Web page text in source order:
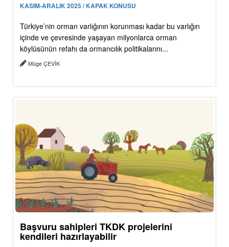
KASIM-ARALIK 2025 / KAPAK KONUSU
Türkiye’nin orman varlığının korunması kadar bu varlığın
içinde ve çevresinde yaşayan milyonlarca orman
köylüsünün refahı da ormancılık politikalarını...
Müge ÇEVİK
Başvuru sahipleri TKDK projelerini
kendileri hazırlayabilir